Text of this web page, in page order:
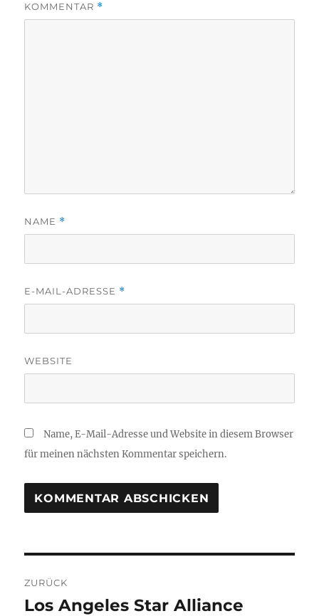
KOMMENTAR *
NAME *
E-MAIL-ADRESSE *
WEBSITE
Name, E-Mail-Adresse und Website in diesem Browser
für meinen nächsten Kommentar speichern.
ZURÜCK
Vorheriger
Los Angeles Star Alliance